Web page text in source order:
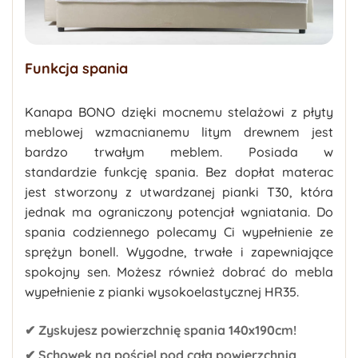
Funkcja spania
Kanapa BONO dzięki mocnemu stelażowi z płyty
meblowej wzmacnianemu litym drewnem jest
bardzo trwałym meblem. Posiada w
standardzie funkcję spania. Bez dopłat materac
jest stworzony z utwardzanej pianki T30, która
jednak ma ograniczony potencjał wgniatania. Do
spania codziennego polecamy Ci wypełnienie ze
sprężyn bonell. Wygodne, trwałe i zapewniające
spokojny sen. Możesz również dobrać do mebla
wypełnienie z pianki wysokoelastycznej HR35.
✔ Zyskujesz powierzchnię spania 140x190cm!
✔ Schowek na pościel pod całą powierzchnią